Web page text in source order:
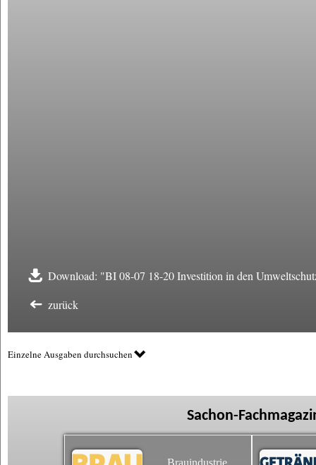
Download: "BI 08-07 18-20 Investition in den
zurück
Einzelne Ausgaben durchsuchen
Sachon-
Brauindustrie